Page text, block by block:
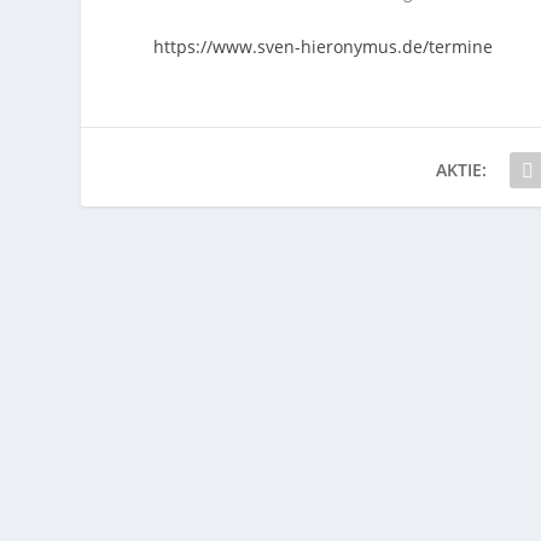
https://www.sven-hieronymus.de/termine
AKTIE: